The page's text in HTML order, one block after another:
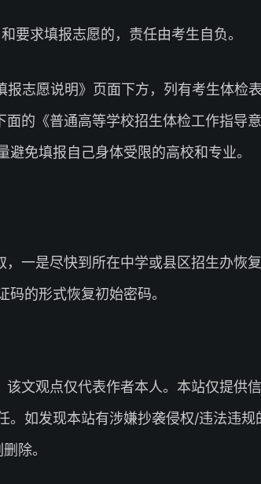
要求填报志愿的，责任由考生自负。
报志愿说明》页面下方，列有考生体检
面的《普通高等学校招生体检工作指导意
免填报自己身体受限的高校和专业。
一是尽快到所在中学或县区招生办恢
的形式恢复初始密码。
文观点仅代表作者本人。本站仅提供
。如发现本站有涉嫌抄袭侵权/违法违规
除。